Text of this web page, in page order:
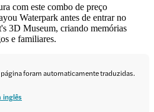
com este combo de preço
Waterpark antes de entrar no
3D Museum, criando memórias
e familiares.
foram automaticamente traduzidas.
inglês